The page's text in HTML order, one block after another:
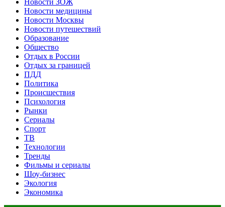
Новости ЗОЖ
Новости медицины
Новости Москвы
Новости путешествий
Образование
Общество
Отдых в России
Отдых за границей
ПДД
Политика
Происшествия
Психология
Рынки
Сериалы
Спорт
ТВ
Технологии
Тренды
Фильмы и сериалы
Шоу-бизнес
Экология
Экономика